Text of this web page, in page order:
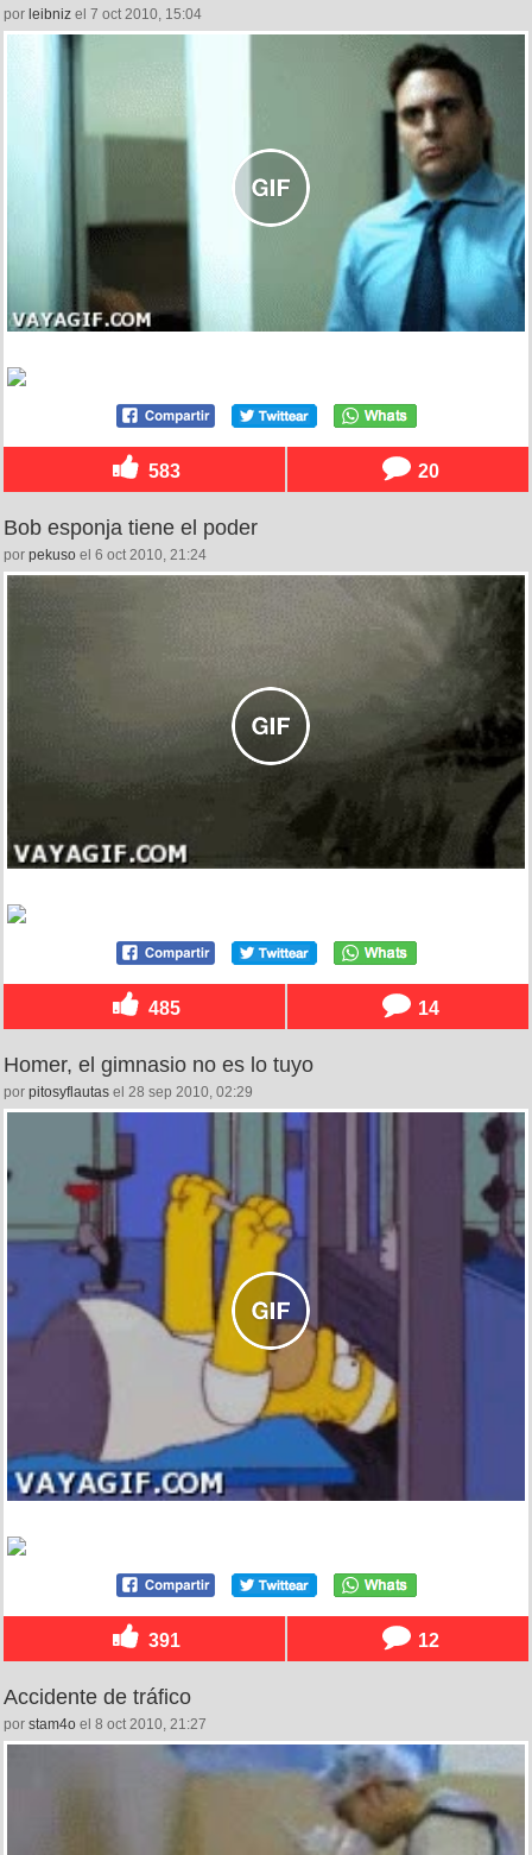
por leibniz el 7 oct 2010, 15:04
583 20
Bob esponja tiene el poder
por pekuso el 6 oct 2010, 21:24
485 14
Homer, el gimnasio no es lo tuyo
por pitosyflautas el 28 sep 2010, 02:29
391 12
Accidente de tráfico
por stam4o el 8 oct 2010, 21:27